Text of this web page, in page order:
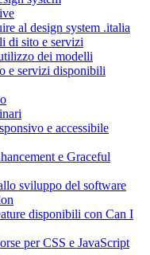
al design system .italia
di sito e servizi
dei modelli
e servizi disponibili
e accessibile
e Graceful
sviluppo del software
disponibili con Can I
per CSS e JavaScript